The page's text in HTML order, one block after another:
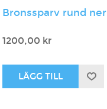
Bronssparv rund ner
1200,00 kr